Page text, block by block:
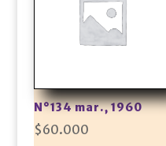
N°134 mar., 1960
$60.000